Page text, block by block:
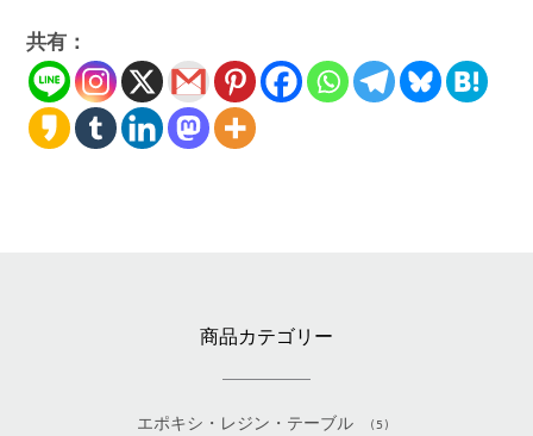
共有：
商品カテゴリー
エポキシ・レジン・テーブル (5)